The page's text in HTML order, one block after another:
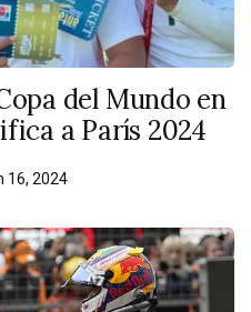
del Mundo en
a París 2024
16, 2024